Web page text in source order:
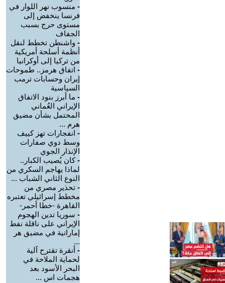
- منسوب نهر اللوار في
فرنسا ينخفض إلى
مستوى حرج بسبب
الجفاف
- واشنطن تخطط لنقل
أنظمة أسلحة أمريكية
من تركيا إلى أوكرانيا
- اتفاق هرمز.. طموحات
إيران وحسابات ترمب
السياسية
- ما أبرز بنود الاتفاق
الإيراني العُماني
المحتمل بشأن مضيق
هرم ...
- انفجارات تهز كييف
وسط دوي صفارات
الإنذار الجوي
-كان يُصيب الكبار..
لماذا يهاجم السكري من
النوع الثاني الشباب ...
- تحذير مصري من
مخطط إسرائيلي تعتبره
القاهرة -خطا أحمر-
- سوريا تدين الهجوم
الإيراني على ناقلة نفط
إماراتية في مضيق هر
...
- أنقرة تقترح آلية
لحماية الملاحة في
البحر الأسود بعد
هجمات اس ...